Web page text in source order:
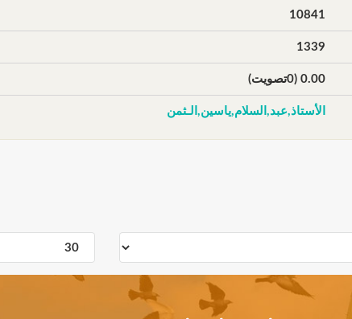
10841
1339
0.00 (0تصويت)
الأستاذ,عبد,السلام,ياسين,الـثمن